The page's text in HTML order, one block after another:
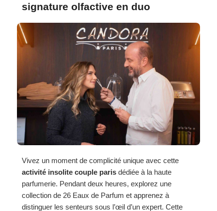
signature olfactive en duo
Vivez un moment de complicité unique avec cette
activité insolite couple paris dédiée à la haute
parfumerie. Pendant deux heures, explorez une
collection de 26 Eaux de Parfum et apprenez à
distinguer les senteurs sous l’œil d’un expert. Cette